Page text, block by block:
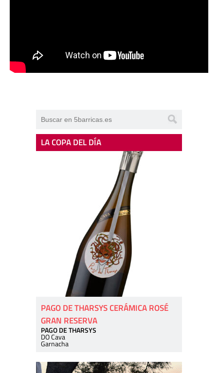
LA COPA DEL DÍA
PAGO DE THARSYS CERÁMICA ROSÉ
GRAN RESERVA
PAGO DE THARSYS
DO Cava
Garnacha